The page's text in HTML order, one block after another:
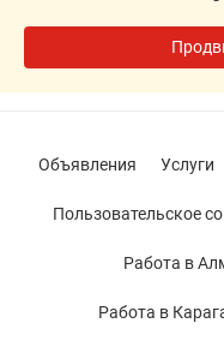
Объявления Услуги
Пользовательское
Работа в
Работа в